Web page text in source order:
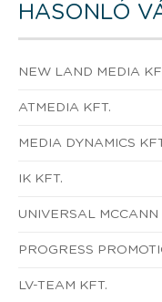
HASONLÓ
NEW LAND MEDIA
ATMEDIA KFT.
MEDIA DYNAMICS
IK KFT.
UNIVERSAL MCCANN
PROGRESS
LV-TEAM KFT.